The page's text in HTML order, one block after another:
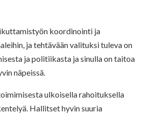
koordinointi ja
ja tehtävään valituksi tuleva on
ja politiikasta ja sinulla on taitoa
näpeissä.
ulkoisella rahoituksella
Hallitset hyvin suuria